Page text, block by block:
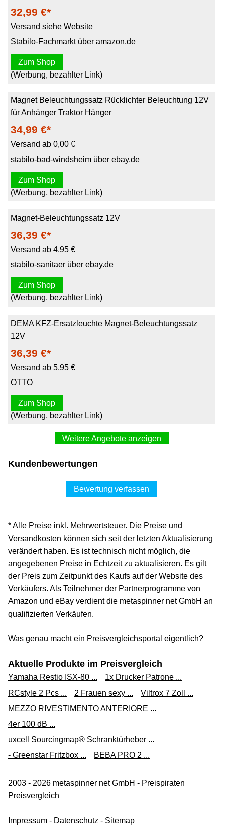
32,99 €*
Versand siehe Website
Stabilo-Fachmarkt über amazon.de
Zum Shop
(Werbung, bezahlter Link)
Magnet Beleuchtungssatz Rücklichter Beleuchtung 12V
für Anhänger Traktor Hänger
34,99 €*
Versand ab 0,00 €
stabilo-bad-windsheim über ebay.de
Zum Shop
(Werbung, bezahlter Link)
Magnet-Beleuchtungssatz 12V
36,39 €*
Versand ab 4,95 €
stabilo-sanitaer über ebay.de
Zum Shop
(Werbung, bezahlter Link)
DEMA KFZ-Ersatzleuchte Magnet-Beleuchtungssatz
12V
36,39 €*
Versand ab 5,95 €
OTTO
Zum Shop
(Werbung, bezahlter Link)
Weitere Angebote anzeigen
Kundenbewertungen
Bewertung verfassen
* Alle Preise inkl. Mehrwertsteuer. Die Preise und
Versandkosten können sich seit der letzten Aktualisierung
verändert haben. Es ist technisch nicht möglich, die
angegebenen Preise in Echtzeit zu aktualisieren. Es gilt
der Preis zum Zeitpunkt des Kaufs auf der Website des
Verkäufers. Als Teilnehmer der Partnerprogramme von
Amazon und eBay verdient die metaspinner net GmbH an
qualifizierten Verkäufen.
Was genau macht ein Preisvergleichsportal eigentlich?
Aktuelle Produkte im Preisvergleich
Yamaha Restio ISX-80 ...
1x Drucker Patrone ...
RCstyle 2 Pcs ...
2 Frauen sexy ...
Viltrox 7 Zoll ...
MEZZO RIVESTIMENTO ANTERIORE ...
4er 100 dB ...
uxcell Sourcingmap® Schranktürheber ...
- Greenstar Fritzbox ...
BEBA PRO 2 ...
2003 - 2026 metaspinner net GmbH - Preispiraten
Preisvergleich
Impressum - Datenschutz - Sitemap